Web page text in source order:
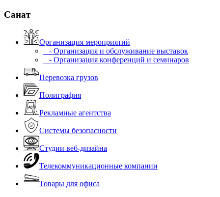
Санат
Организация мероприятий
- Организация и обслуживание выставок
- Организация конференций и семинаров
Перевозка грузов
Полиграфия
Рекламные агентства
Системы безопасности
Студии веб-дизайна
Телекоммуникационные компании
Товары для офиса